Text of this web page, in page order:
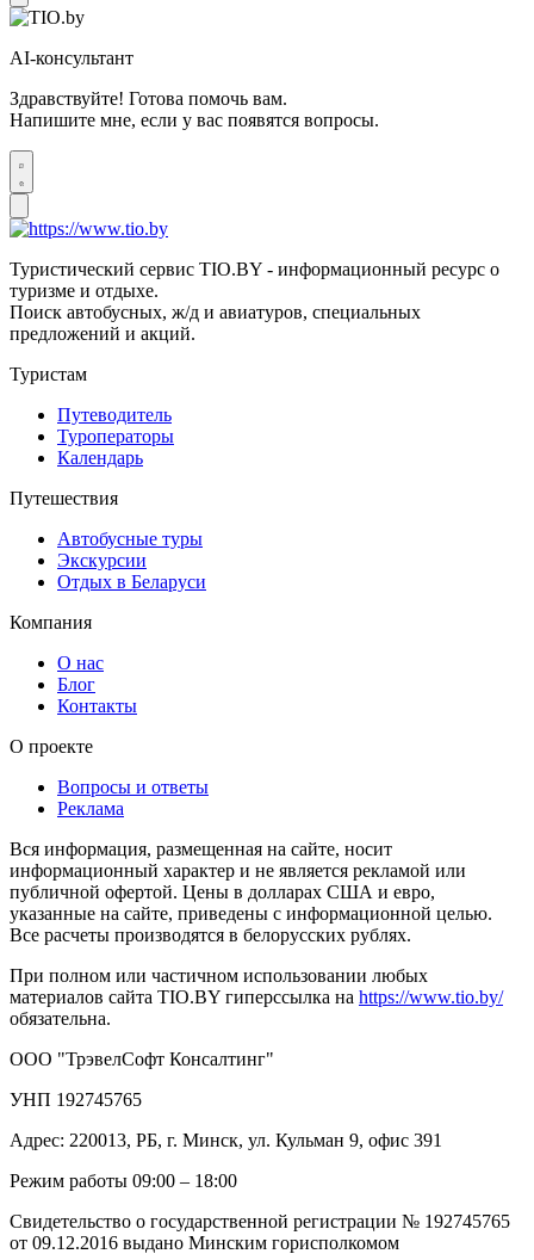
AI-консультант
Здравствуйте! Готова помочь вам.
Напишите мне, если у вас появятся вопросы.
Туристический сервис TIO.BY - информационный ресурс о
туризме и отдыхе.
Поиск автобусных, ж/д и авиатуров, специальных
предложений и акций.
Туристам
Путеводитель
Туроператоры
Календарь
Путешествия
Автобусные туры
Экскурсии
Отдых в Беларуси
Компания
О нас
Блог
Контакты
О проекте
Вопросы и ответы
Реклама
Вся информация, размещенная на сайте, носит
информационный характер и не является рекламой или
публичной офертой. Цены в долларах США и евро,
указанные на сайте, приведены с информационной целью.
Все расчеты производятся в белорусских рублях.
При полном или частичном использовании любых
материалов сайта TIO.BY гиперссылка на https://www.tio.by/
обязательна.
ООО "ТрэвелСофт Консалтинг"
УНП 192745765
Адрес: 220013, РБ, г. Минск, ул. Кульман 9, офис 391
Режим работы 09:00 – 18:00
Свидетельство о государственной регистрации № 192745765
от 09.12.2016 выдано Минским горисполкомом